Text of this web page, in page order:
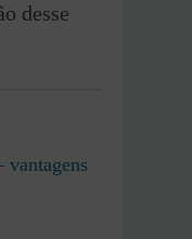
desse
vantagens